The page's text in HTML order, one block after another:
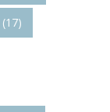
(17)